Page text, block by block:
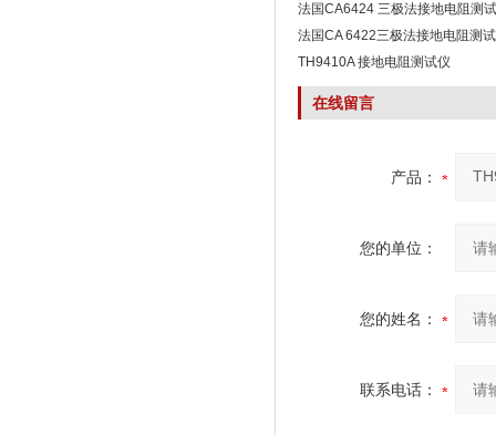
法国CA6424 三极法接地电阻测
法国CA 6422三极法接地电阻测
TH9410A 接地电阻测试仪
在线留言
产品：
您的单位：
您的姓名：
联系电话：